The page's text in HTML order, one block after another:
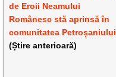
de Eroii Neamului
Românesc stă aprinsă în
comunitatea Petroșaniului
(Știre anterioară)